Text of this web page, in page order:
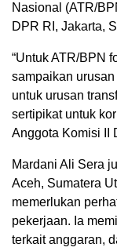
Nasional (ATR/
DPR RI, Jakarta,
“Untuk ATR/BPN
sampaikan
untuk urusan
sertipikat untuk
Anggota Komisi II
Mardani Ali Sera
Aceh, Sumatera
memerlukan
pekerjaan. Ia
terkait anggaran,